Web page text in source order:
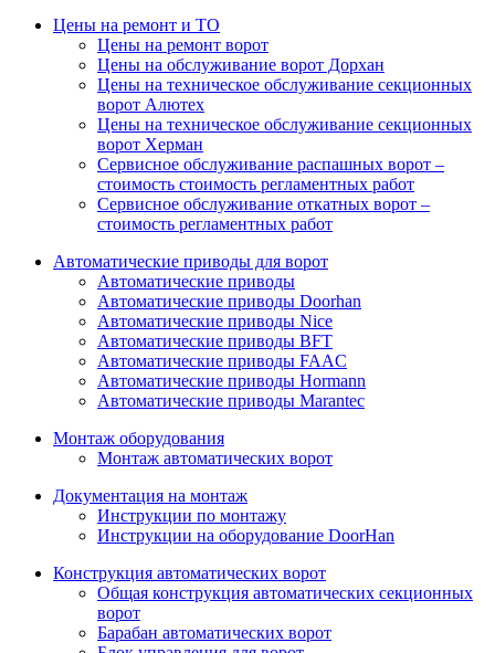
Цены на ремонт и ТО
Цены на ремонт ворот
Цены на обслуживание ворот Дорхан
Цены на техническое обслуживание секционных
ворот Алютех
Цены на техническое обслуживание секционных
ворот Херман
Сервисное обслуживание распашных ворот –
стоимость стоимость регламентных работ
Сервисное обслуживание откатных ворот –
стоимость регламентных работ
Автоматические приводы для ворот
Автоматические приводы
Автоматические приводы Doorhan
Автоматические приводы Nice
Автоматические приводы BFT
Автоматические приводы FAAC
Автоматические приводы Hormann
Автоматические приводы Marantec
Монтаж оборудования
Монтаж автоматических ворот
Документация на монтаж
Инструкции по монтажу
Инструкции на оборудование DoorHan
Конструкция автоматических ворот
Общая конструкция автоматических секционных
ворот
Барабан автоматических ворот